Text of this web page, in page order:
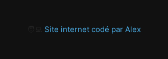
Site internet codé par Alex